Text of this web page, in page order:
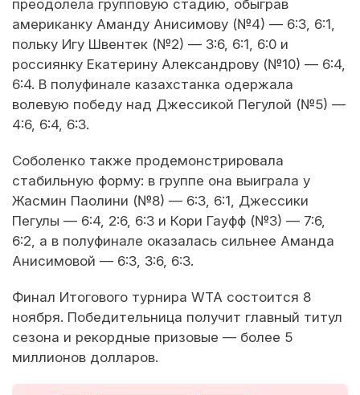
преодолела групповую стадию, обыграв
американку Аманду Анисимову (№4) — 6:3, 6:1,
польку Игу Швентек (№2) — 3:6, 6:1, 6:0 и
россиянку Екатерину Александрову (№10) — 6:4,
6:4. В полуфинале казахстанка одержала
волевую победу над Джессикой Пегулой (№5) —
4:6, 6:4, 6:3.
Соболенко также продемонстрировала
стабильную форму: в группе она выиграла у
Жасмин Паолини (№8) — 6:3, 6:1, Джессики
Пегулы — 6:4, 2:6, 6:3 и Кори Гауфф (№3) — 7:6,
6:2, а в полуфинале оказалась сильнее Аманда
Анисимовой — 6:3, 3:6, 6:3.
Финал Итогового турнира WTA состоится 8
ноября. Победительница получит главный титул
сезона и рекордные призовые — более 5
миллионов долларов.